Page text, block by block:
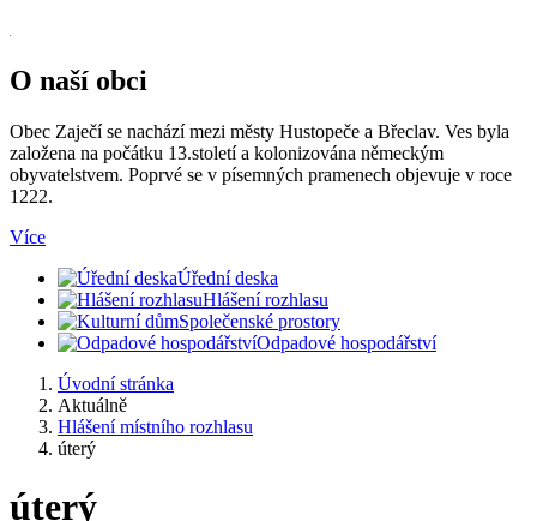
O naší obci
Obec Zaječí se nachází mezi městy Hustopeče a Břeclav. Ves byla
založena na počátku 13.století a kolonizována německým
obyvatelstvem. Poprvé se v písemných pramenech objevuje v roce
1222.
Více
Úřední deska
Hlášení rozhlasu
Společenské prostory
Odpadové hospodářství
Úvodní stránka
Aktuálně
Hlášení místního rozhlasu
úterý
úterý